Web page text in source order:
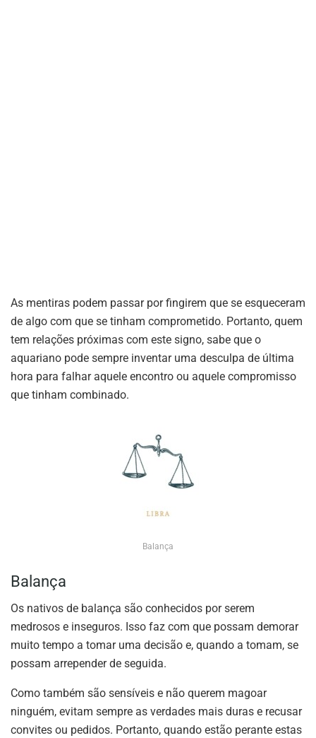
As mentiras podem passar por fingirem que se esqueceram
de algo com que se tinham comprometido. Portanto, quem
tem relações próximas com este signo, sabe que o
aquariano pode sempre inventar uma desculpa de última
hora para falhar aquele encontro ou aquele compromisso
que tinham combinado.
Balança
Balança
Os nativos de balança são conhecidos por serem
medrosos e inseguros. Isso faz com que possam demorar
muito tempo a tomar uma decisão e, quando a tomam, se
possam arrepender de seguida.
Como também são sensíveis e não querem magoar
ninguém, evitam sempre as verdades mais duras e recusar
convites ou pedidos. Portanto, quando estão perante estas